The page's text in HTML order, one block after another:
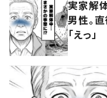
実家解
男性。
「えっ」